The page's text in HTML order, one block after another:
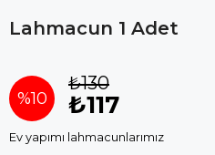
Lahmacun 1 Adet
%10
İndirim
₺130
₺117
Ev yapımı lahmacunlarımız